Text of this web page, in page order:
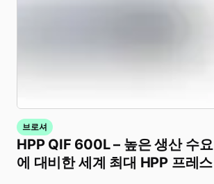
브로셔
HPP QIF 600L – 높은 생산 수요
에 대비한 세계 최대 HPP 프레스